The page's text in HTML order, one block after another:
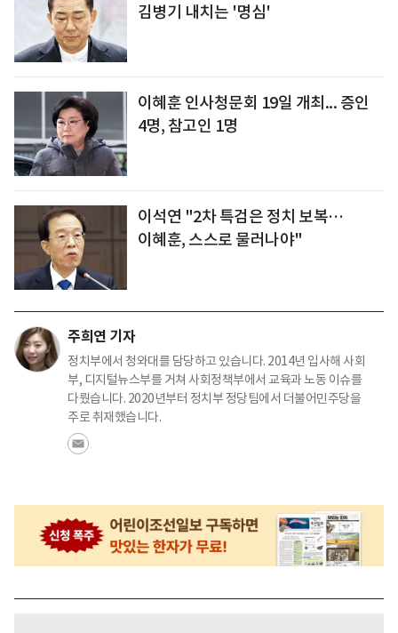
김병기 내치는 '명심'
이혜훈 인사청문회 19일 개최... 증인
4명, 참고인 1명
이석연 "2차 특검은 정치 보복…
이혜훈, 스스로 물러나야"
주희연 기자
정치부에서 청와대를 담당하고 있습니다. 2014년 입사해 사회
부, 디지털뉴스부를 거쳐 사회정책부에서 교육과 노동 이슈를
다뤘습니다. 2020년부터 정치부 정당팀에서 더불어민주당을
주로 취재했습니다.